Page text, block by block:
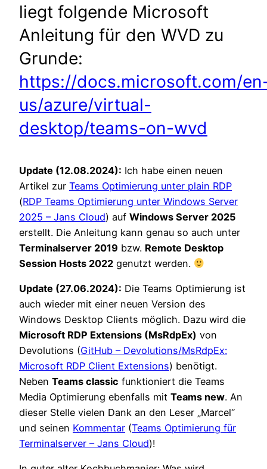
liegt folgende Microsoft
Anleitung für den WVD zu
Grunde:
https://docs.microsoft.com/
us/azure/virtual-
desktop/teams-on-wvd
Update (12.08.2024): Ich habe einen neuen
Artikel zur Teams Optimierung unter plain RDP
(RDP Teams Optimierung unter Windows Server
2025 – Jans Cloud) auf Windows Server 2025
erstellt. Die Anleitung kann genau so auch unter
Terminalserver 2019 bzw. Remote Desktop
Session Hosts 2022 genutzt werden.
Update (27.06.2024): Die Teams Optimierung ist
auch wieder mit einer neuen Version des
Windows Desktop Clients möglich. Dazu wird die
Microsoft RDP Extensions (MsRdpEx) von
Devolutions (GitHub – Devolutions/MsRdpEx:
Microsoft RDP Client Extensions) benötigt.
Neben Teams classic funktioniert die Teams
Media Optimierung ebenfalls mit Teams new. An
dieser Stelle vielen Dank an den Leser „Marcel“
und seinen Kommentar (Teams Optimierung für
Terminalserver – Jans Cloud)!